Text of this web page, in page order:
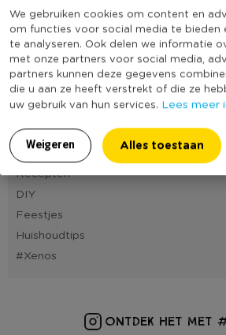
We gebruiken cookies om content en
om functies voor social media te bieden
te analyseren. Ook delen we informatie
met onze partners voor social media,
partners kunnen deze gegevens
die u aan ze heeft verstrekt of die ze
uw gebruik van hun services. Lees meer
Weigeren Alles toestaan
23 24 25 26 27
Blog categorieën
Cadeautips
Tafelstyling
Interieurtips
Recepten
DIY
Feestjes
Huishoudtips
#Xenos
ONTDEK HET MET